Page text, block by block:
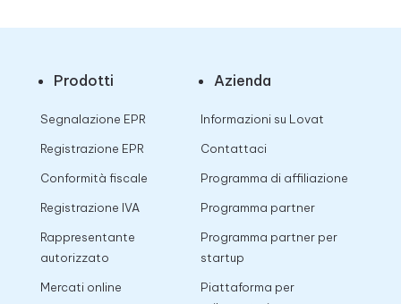
Prodotti
Segnalazione EPR
Registrazione EPR
Conformità fiscale
Registrazione IVA
Rappresentante
autorizzato
Mercati online
Azienda
Informazioni su Lovat
Contattaci
Programma di affiliazione
Programma partner
Programma partner per
startup
Piattaforma per